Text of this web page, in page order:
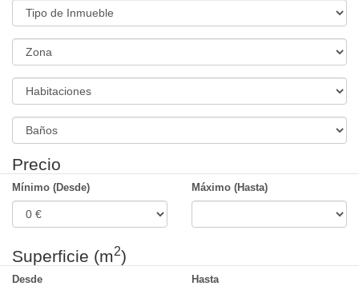
Tipo
de
Inmueble
Zona
Habitaciones
Banos
Precio
Mínimo (Desde) Máximo (Hasta)
Superficie (m2)
Desde Hasta